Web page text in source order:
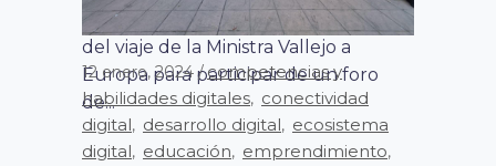
12 enero, 2024 competencias y
habilidades digitales, conectividad
digital, desarrollo digital, ecosistema
digital, educación, emprendimiento,